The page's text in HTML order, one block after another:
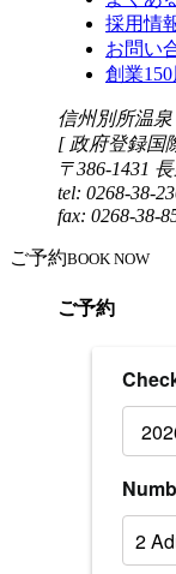
採用情
お問い
創業
信州別所温
[ 政府登録国
〒386-1431
tel: 0268-38-
fax: 0268-38-
ご予約BOOK NOW
ご予約